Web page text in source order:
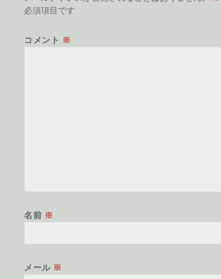
必須項目です
コメント ※
名前 ※
メール ※